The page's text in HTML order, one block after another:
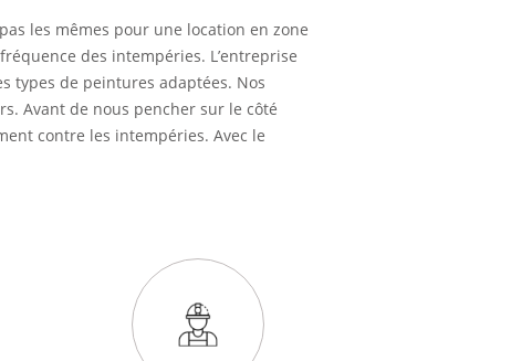
les mêmes pour une location en zone
des intempéries. L’entreprise
types de peintures adaptées. Nos
Avant de nous pencher sur le côté
contre les intempéries. Avec le